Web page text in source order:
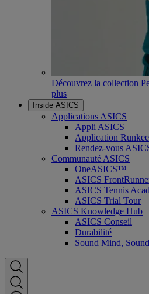
Découvrez la collection
plus
Inside ASICS
Applications ASICS
Appli ASICS
Application
Rendez-vous
Communauté ASICS
OneASICS™
ASICS
ASICS Tennis
ASICS Trial Tour
ASICS Knowledge Hub
ASICS Conseil
Durabilité
Sound Mind,